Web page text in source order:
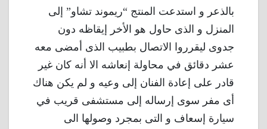
بالذعر و استدعت المنتج “ريموند تشاو” إلى
المنزل و الذى حاول هو الأخر إيقاظه دون
جدوى ليقرروا الاتصال بطبيب الذى أمضى معه
عشر دقائق في محاولة إنعاشه الا أنه كان غير
قادر على إعادة الفنان إلى وعيه و لم يكن هناك
أى مفر سوى إرساله إلى مستشفى قريب في
سيارة إسعاف و التى بمجرد وصولها الى